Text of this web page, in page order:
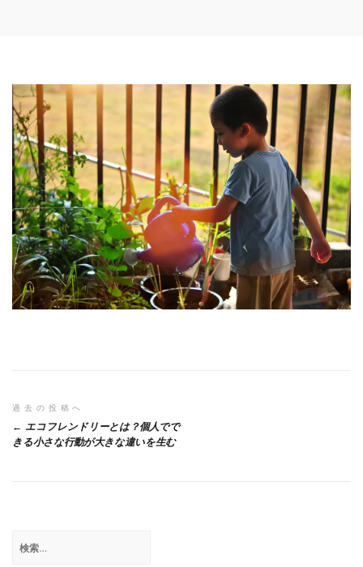
投
稿
ー
過去の投稿へ
エコフレンドリーとは？個人でで
きる小さな行動が大きな違いを生む
索: